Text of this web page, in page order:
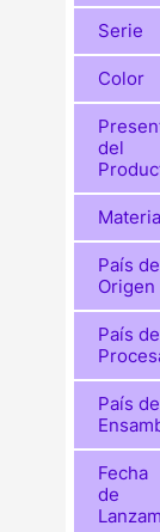
Serie
Color
del
País de
Origen
País de
País de
Fecha
de